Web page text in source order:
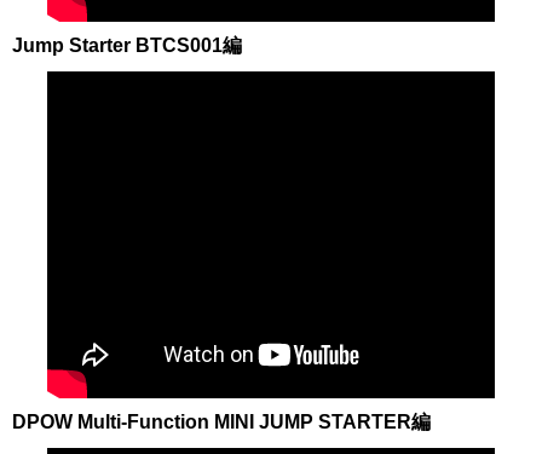
Jump Starter BTCS001編
DPOW Multi-Function MINI JUMP STARTER編